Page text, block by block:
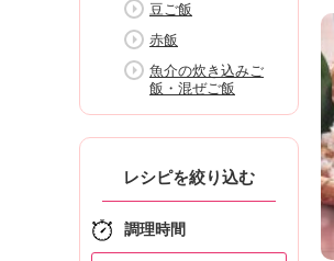
豆ご飯
赤飯
魚介の炊き込みご
飯・混ぜご飯
レシピを絞り込む
調理時間